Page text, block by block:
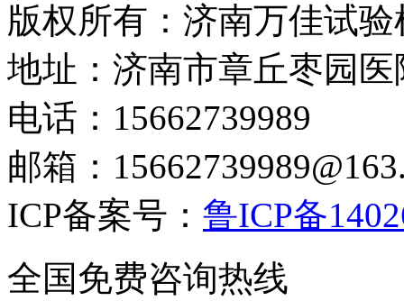
版权所有：济南万佳试
地址：济南市章丘枣园医
电话：15662739989
邮箱：
ICP备案号： 鲁ICP备
全国免费咨询热线